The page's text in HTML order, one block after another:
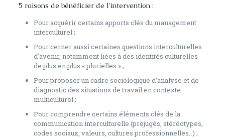
5 raisons de bénéficier de l’intervention :
Pour acquérir certains apports clés du management
interculturel ;
Pour cerner aussi certaines questions interculturelles
d’avenir, notamment liées à des identités culturelles
de plus en plus « plurielles » ;
Pour proposer un cadre sociologique d’analyse et de
diagnostic des situations de travail en contexte
multiculturel ;
Pour comprendre certains éléments clés de la
communication interculturelle (préjugés, stéréotypes,
codes sociaux, valeurs, cultures professionnelles…) ;